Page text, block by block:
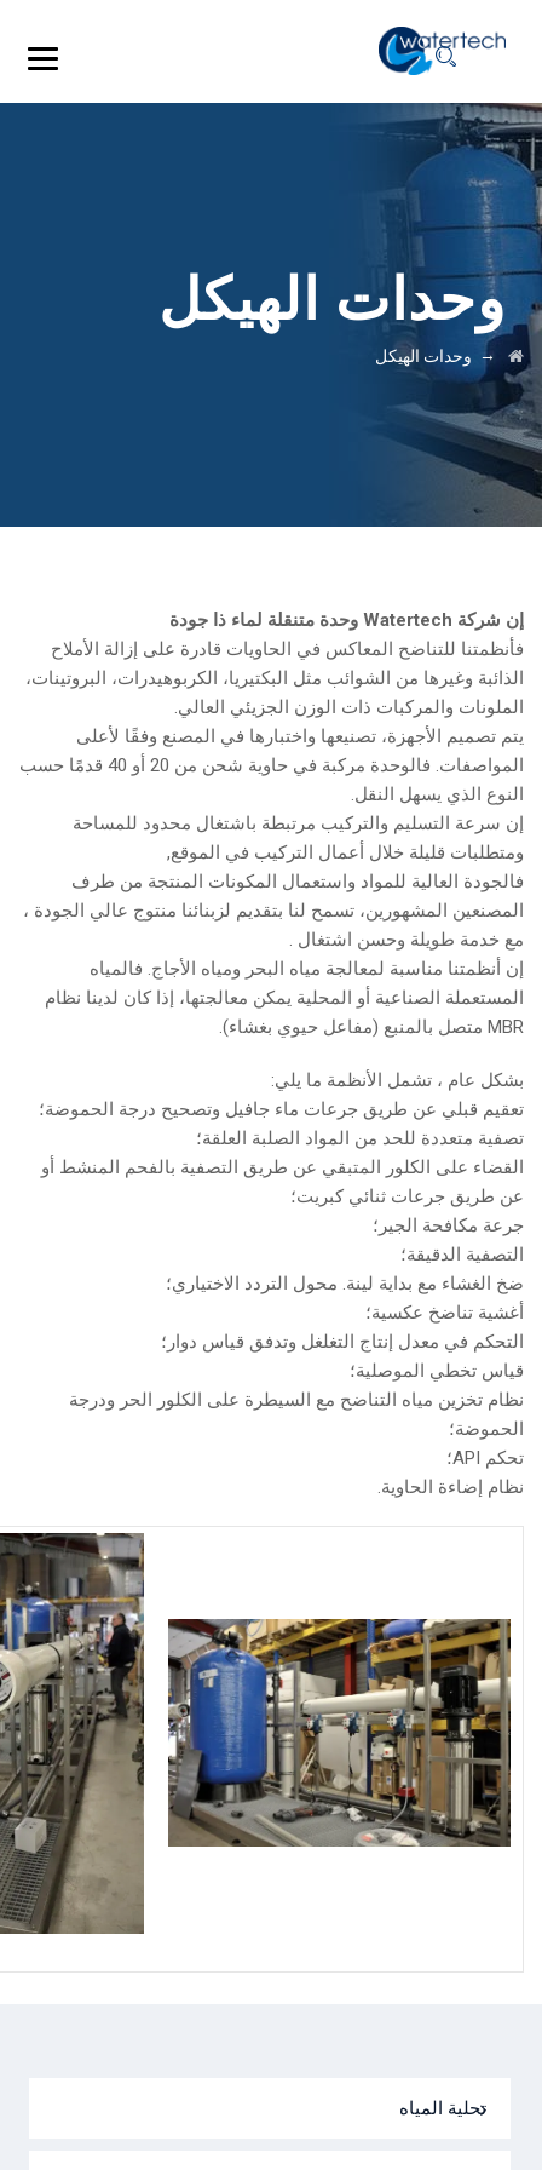
وحدات الهيكل
→ وحدات الهيكل
إن شركة Watertech وحدة متنقلة لماء ذا جودة
فأنظمتنا للتناضح المعاكس في الحاويات قادرة على إزالة الأملاح
الذائبة وغيرها من الشوائب مثل البكتيريا، الكربوهيدرات، البروتينات،
الملونات والمركبات ذات الوزن الجزيئي العالي.
يتم تصميم الأجهزة، تصنيعها واختبارها في المصنع وفقًا لأعلى
المواصفات. فالوحدة مركبة في حاوية شحن من 20 أو 40 قدمًا حسب
النوع الذي يسهل النقل.
إن سرعة التسليم والتركيب مرتبطة باشتغال محدود للمساحة
ومتطلبات قليلة خلال أعمال التركيب في الموقع,
فالجودة العالية للمواد واستعمال المكونات المنتجة من طرف
المصنعين المشهورين، تسمح لنا بتقديم لزبنائنا منتوج عالي الجودة ،
مع خدمة طويلة وحسن اشتغال .
إن أنظمتنا مناسبة لمعالجة مياه البحر ومياه الأجاج. فالمياه
المستعملة الصناعية أو المحلية يمكن معالجتها، إذا كان لدينا نظام
MBR متصل بالمنبع (مفاعل حيوي بغشاء).
بشكل عام ، تشمل الأنظمة ما يلي:
تعقيم قبلي عن طريق جرعات ماء جافيل وتصحيح درجة الحموضة؛
تصفية متعددة للحد من المواد الصلبة العلقة؛
القضاء على الكلور المتبقي عن طريق التصفية بالفحم المنشط أو
عن طريق جرعات ثنائي كبريت؛
جرعة مكافحة الجير؛
التصفية الدقيقة؛
ضخ الغشاء مع بداية لينة. محول التردد الاختياري؛
أغشية تناضخ عكسية؛
التحكم في معدل إنتاج التغلغل وتدفق قياس دوار؛
قياس تخطي الموصلية؛
نظام تخزين مياه التناضح مع السيطرة على الكلور الحر ودرجة
الحموضة؛
تحكم API؛
نظام إضاءة الحاوية.
تحلية المياه